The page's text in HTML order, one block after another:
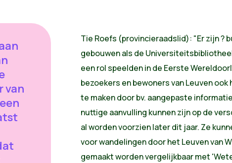
van
Tie Roefs (provincieraadslid): "Er zijn ?
gebouwen als de
een rol speelden in de Eerste
bezoekers en bewoners van Leuven
te maken door bv. aangepaste
nuttige aanvulling kunnen zijn op de
al worden voorzien later dit jaar. Ze
voor wandelingen door het Leuven van
gemaakt worden vergelijkbaar met